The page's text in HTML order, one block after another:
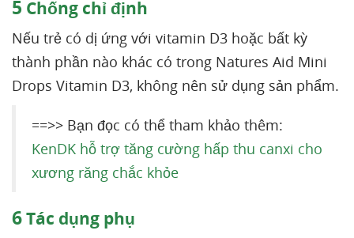
5 Chống chỉ định
Nếu trẻ có dị ứng với vitamin D3 hoặc bất kỳ
thành phần nào khác có trong Natures Aid Mini
Drops Vitamin D3, không nên sử dụng sản phẩm.
==>> Bạn đọc có thể tham khảo thêm:
KenDK hỗ trợ tăng cường hấp thu canxi cho
xương răng chắc khỏe
6Tác dụng phụ